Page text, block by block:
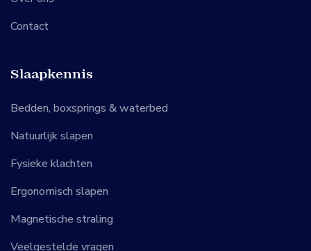
Contact
Slaapkennis
Bedden, boxsprings & waterbed
Natuurlijk slapen
Fysieke klachten
Ergonomisch slapen
Magnetische straling
Veelgestelde vragen